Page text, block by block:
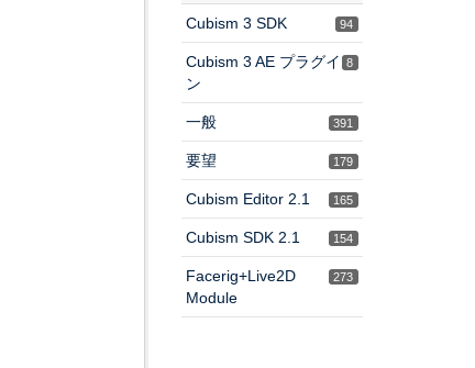
94
Cubism 3 SDK
8
Cubism 3 AE プラグイ
ン
391
一般
179
要望
165
Cubism Editor 2.1
154
Cubism SDK 2.1
273
Facerig+Live2D
Module